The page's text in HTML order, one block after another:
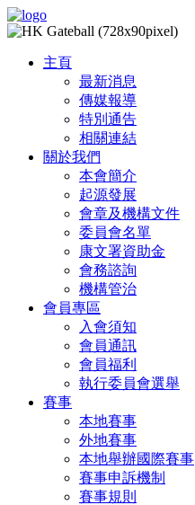
主頁
最新消息
傳媒報導
特別通告
相關連結
關於我們
本會簡介
起源發展
會章及機構文件
委員會名單
康文署資助金
會務諮詢
機構管治
會員專區
入會須知
會員通訊
會員福利
執行委員會選舉
賽事
本地賽事
外地賽事
本地舉辦國際賽事
賽事申訴機制
賽事規則